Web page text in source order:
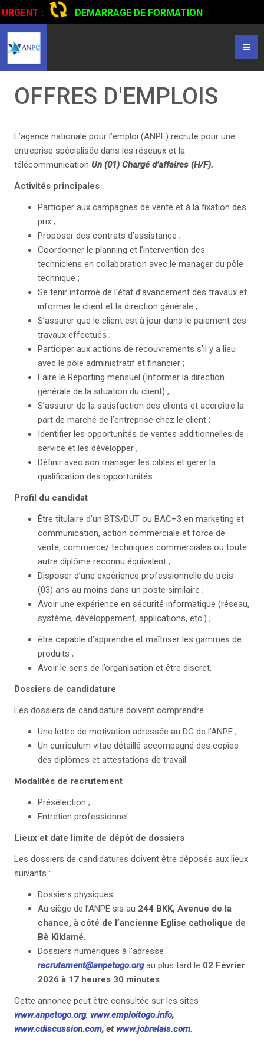
URGENT :
DEMARRAGE DE FORMATION
CERTIFIANTE EN CONDUITE DE CAMIONS...CLIQUER POUR
LIRE
OFFRES D'EMPLOIS
L’agence nationale pour l’emploi (ANPE) recrute pour une
entreprise spécialisée dans les réseaux et la
télécommunication Un (01) Chargé d’affaires (H/F).
Activités principales :
Participer aux campagnes de vente et à la fixation des
prix ;
Proposer des contrats d’assistance ;
Coordonner le planning et l’intervention des
techniciens en collaboration avec le manager du pôle
technique ;
Se tenir informé de l’état d’avancement des travaux et
informer le client et la direction générale ;
S’assurer que le client est à jour dans le paiement des
travaux effectués ;
Participer aux actions de recouvrements s’il y a lieu
avec le pôle administratif et financier ;
Faire le Reporting mensuel (Informer la direction
générale de la situation du client) ;
S’assurer de la satisfaction des clients et accroitre la
part de marché de l’entreprise chez le client ;
Identifier les opportunités de ventes additionnelles de
service et les développer ;
Définir avec son manager les cibles et gérer la
qualification des opportunités.
Profil du candidat
Être titulaire d’un BTS/DUT ou BAC+3 en marketing et
communication, action commerciale et force de
vente, commerce/ techniques commerciales ou toute
autre diplôme reconnu équivalent ;
Disposer d’une expérience professionnelle de trois
(03) ans au moins dans un poste similaire ;
Avoir une expérience en sécurité informatique (réseau,
système, développement, applications, etc.) ;
être capable d’apprendre et maîtriser les gammes de
produits ;
Avoir le sens de l’organisation et être discret.
Dossiers de candidature
Les dossiers de candidature doivent comprendre :
Une lettre de motivation adressée au DG de l’ANPE ;
Un curriculum vitae détaillé accompagné des copies
des diplômes et attestations de travail.
Modalités de recrutement
Présélection ;
Entretien professionnel.
Lieux et date limite de dépôt de dossiers
Les dossiers de candidatures doivent être déposés aux lieux
suivants :
Dossiers physiques :
Au siège de l’ANPE sis au 244 BKK, Avenue de la
chance, à côté de l’ancienne Eglise catholique de
Bè Kiklamé.
Dossiers numériques à l’adresse :
recrutement@anpetogo.orgau plus tard le 02 Février
2026 à 17 heures 30 minutes.
Cette annonce peut être consultée sur les sites
www.anpetogo.org, www.emploitogo.info,
www.cdiscussion.com, et www.jobrelais.com.